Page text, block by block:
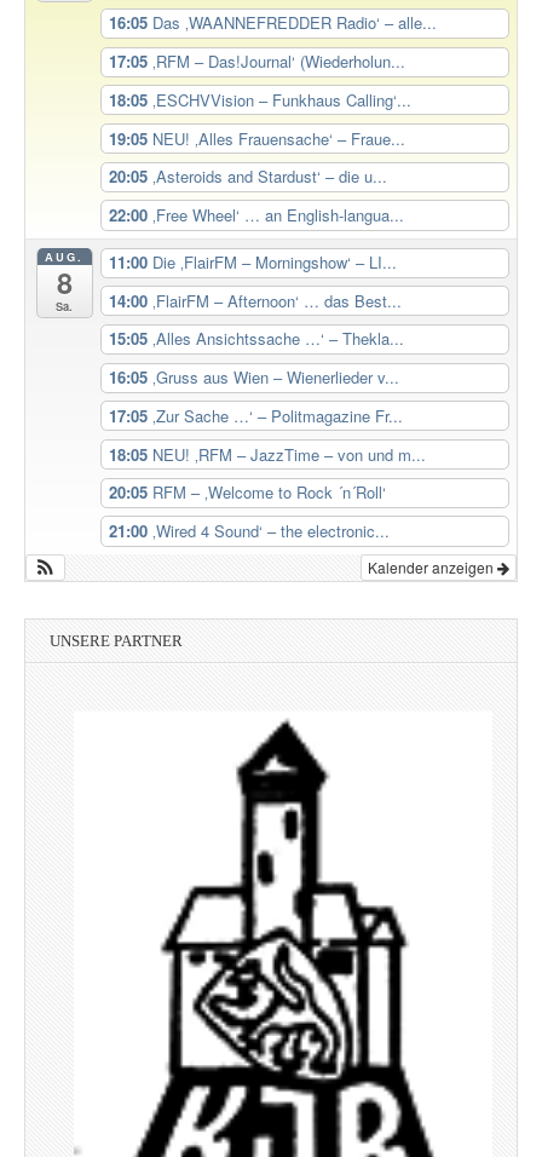
16:05 Das ‚WAANNEFREDDER Radio‘ – alle...
17:05 ‚RFM – Das!Journal‘ (Wiederholun...
18:05 ‚ESCHVVision – Funkhaus Calling‘...
19:05 NEU! ‚Alles Frauensache‘ – Fraue...
20:05 ‚Asteroids and Stardust‘ – die u...
22:00 ‚Free Wheel‘ … an English-langua...
AUG.
8
Sa.
11:00 Die ‚FlairFM – Morningshow‘ – LI...
14:00 ‚FlairFM – Afternoon‘ … das Best...
15:05 ‚Alles Ansichtssache …‘ – Thekla...
16:05 ‚Gruss aus Wien – Wienerlieder v...
17:05 ‚Zur Sache …‘ – Politmagazine Fr...
18:05 NEU! ‚RFM – JazzTime – von und m...
20:05 RFM – ‚Welcome to Rock ´n´Roll‘
21:00 ‚Wired 4 Sound‘ – the electronic...
Kalender anzeigen
UNSERE PARTNER